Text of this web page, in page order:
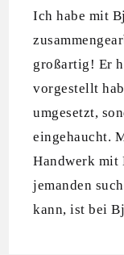
Ich habe mit
großartig! Er
vorgestellt
umgesetzt,
eingehaucht.
Handwerk mit
jemanden
kann, ist bei